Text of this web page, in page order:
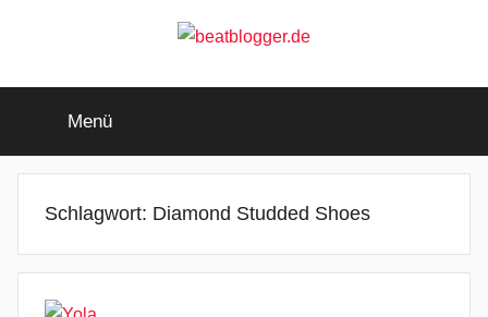
beatblogger.de
beat
goes
Menü
Schlagwort: Diamond Studded Shoes